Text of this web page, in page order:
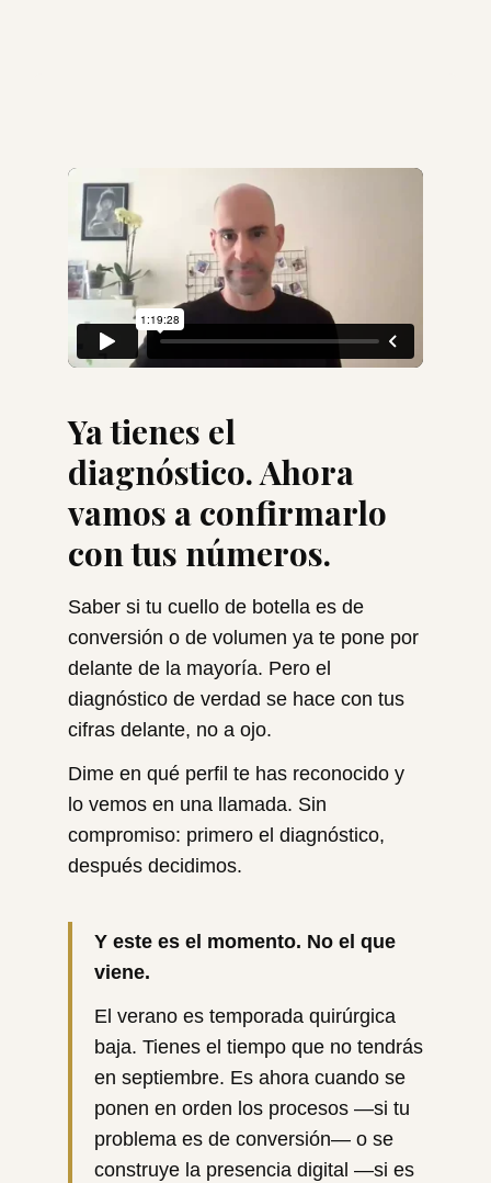
Ya tienes el
diagnóstico. Ahora
vamos a confirmarlo
con tus números.
Saber si tu cuello de botella es de
conversión o de volumen ya te pone por
delante de la mayoría. Pero el
diagnóstico de verdad se hace con tus
cifras delante, no a ojo.
Dime en qué perfil te has reconocido y
lo vemos en una llamada. Sin
compromiso: primero el diagnóstico,
después decidimos.
Y este es el momento. No el que
viene.
El verano es temporada quirúrgica
baja. Tienes el tiempo que no tendrás
en septiembre. Es ahora cuando se
ponen en orden los procesos —si tu
problema es de conversión— o se
construye la presencia digital —si es